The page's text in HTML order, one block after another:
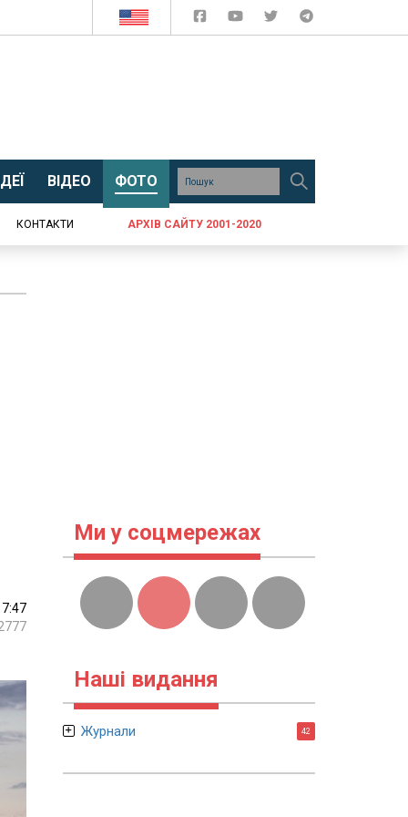
ВІДЕО ФОТО
КОНТАКТИ АРХІВ САЙТУ 2001-2020
Ми у соцмережах
Наші видання
Журнали 42